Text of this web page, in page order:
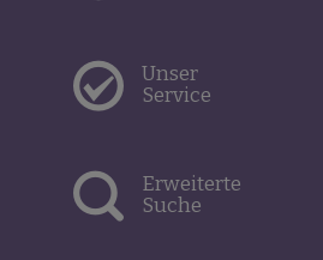
Unser
Service
Erweiterte
Suche